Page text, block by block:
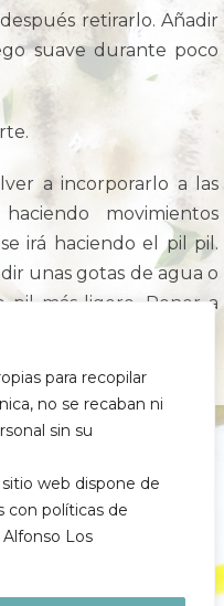
para recopilar
no se recaban ni
sin su
web dispone de
con políticas de
Los
retirarlo. Añadir
suave durante poco
a incorporarlo a las
movimientos
irá haciendo el pil pil.
unas gotas de agua o
más ligero. Poner a